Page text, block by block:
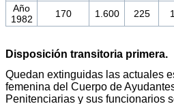
Año
1982
170 1.600 225
Disposición transitoria primera.
Quedan extinguidas las actuales
femenina del Cuerpo de
Penitenciarias y sus funcionarios